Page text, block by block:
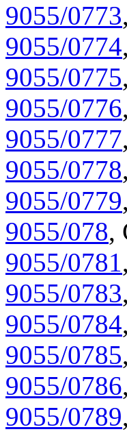
9055/0773,
9055/0774,
9055/0775,
9055/0776,
9055/0777,
9055/0778,
9055/0779,
9055/078,
9055/0781,
9055/0783,
9055/0784,
9055/0785,
9055/0786,
9055/0789,